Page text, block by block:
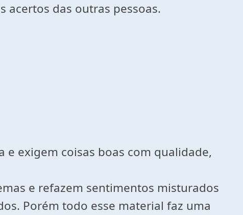
acertos das outras pessoas.
exigem coisas boas com qualidade,
e refazem sentimentos misturados
Porém todo esse material faz uma